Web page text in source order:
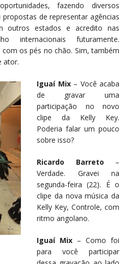
fazendo diversos
de representar agências
outros estados e acredito nas
internacionais futuramente.
os pés no chão. Sim, também
ator.
Iguaí Mix– Você acaba
de gravar uma
participação no novo
clipe da Kelly Key.
Poderia falar um pouco
sobre isso?
Ricardo Barreto –
Verdade. Gravei na
segunda-feira (22). É o
clipe da nova música da
Kelly Key, Controle, com
ritmo angolano.
Iguaí Mix – Como foi
para você participar